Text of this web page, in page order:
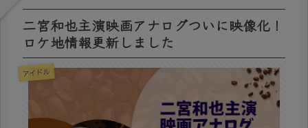
二宮和也主演映画アナログついに映像化！
ロケ地情報更新しました
アイドル